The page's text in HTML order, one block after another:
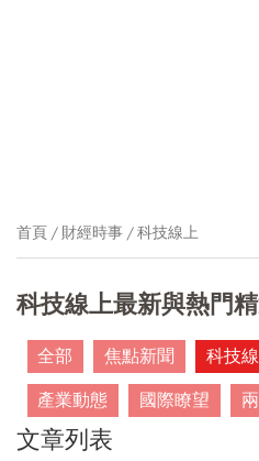
首頁 財經時事 科技線上
科技線上最新與熱門
全部 焦點新聞 科技
產業動態
國際瞭望
文章列表